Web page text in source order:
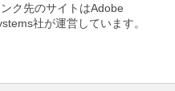
ク先のサイトはAdobe
社が運営しています。